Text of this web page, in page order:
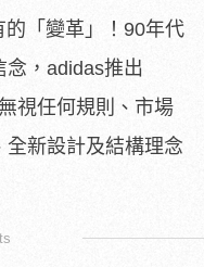
的「變革」！90年代
念，adidas推出
視任何規則、市場
新設計及結構理念